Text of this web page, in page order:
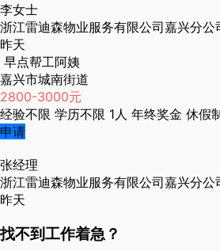
李女士
浙江雷迪森物业服务有限公司嘉兴分公
昨天
早点帮工阿姨
嘉兴市城南街道
2800-3000元
经验不限 学历不限 1人 年终奖金 休假
申请
张经理
浙江雷迪森物业服务有限公司嘉兴分公
昨天
找不到工作着急？